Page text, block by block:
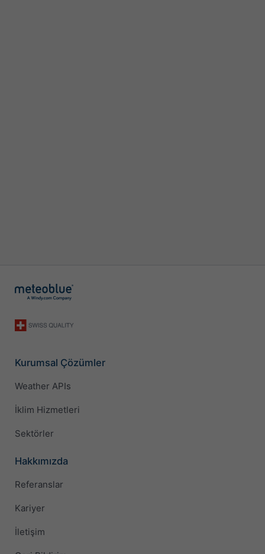
Kurumsal Çözümler
Weather APIs
İklim Hizmetleri
Sektörler
Hakkımızda
Referanslar
Kariyer
İletişim